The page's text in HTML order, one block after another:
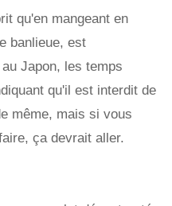
qu'en mangeant en
banlieue, est
Japon, les temps
qu'il est interdit de
même, mais si vous
ça devrait aller.